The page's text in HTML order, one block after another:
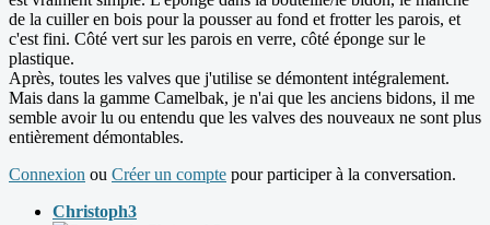
de la cuiller en bois pour la pousser au fond et frotter les parois, et
c'est fini. Côté vert sur les parois en verre, côté éponge sur le
plastique.
Après, toutes les valves que j'utilise se démontent intégralement.
Mais dans la gamme Camelbak, je n'ai que les anciens bidons, il me
semble avoir lu ou entendu que les valves des nouveaux ne sont plus
entièrement démontables.
Connexion ou Créer un compte pour participer à la conversation.
Christoph3